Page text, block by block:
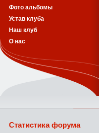
Фото альбомы
Устав клуба
Наш клуб
О нас
Статистика форума